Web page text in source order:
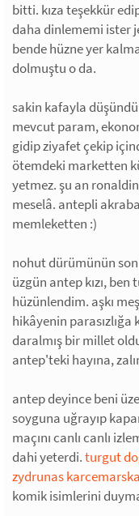
bitti. kıza teşekkür
daha dinlememi ister
bende hüzne yer
dolmuştu o da.
sakin kafayla
mevcut param,
gidip ziyafet çekip
ötemdeki marketten
yetmez. şu an
meselâ. antepli
memleketten :)
nohut dürümünün
üzgün antep kızı,
hüzünlendim. aşkı
hikâyenin
daralmış bir millet
antep'teki hayına,
antep deyince beni
soyguna uğrayıp
maçını canlı canlı
dahi yeterdi.turgut
zydrunas
komik isimlerini